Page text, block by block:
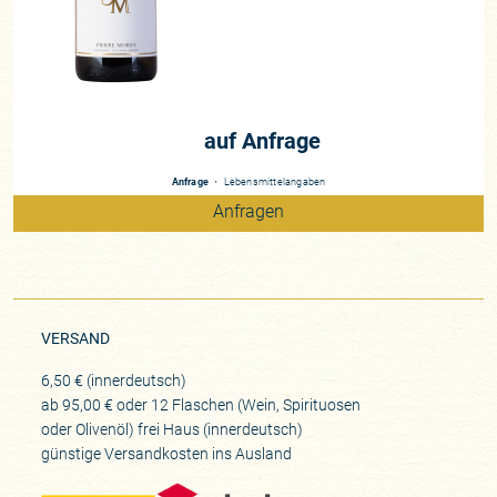
Leflaive, war dort Direktor. In zwei Dekaden, Ende der 1980er
Jahre, bis ins Jahr 2008 begleitete er die biodynamische
Umstellung, für welche die Kultdomaine heute legendär ist.
neben der Stellung bei Leflaive aus. Heute schwingt vor
unverrückbares Selbstverständnis, dass große Weine nur
dort entstehen, wo Weinberge, Mensch und Natur im
Jahren, der Fokus auf stark getoastetes Holz oder der in der
Reduktion, die jeden Hauch von Frucht verpönt. 11 Hektar,
darunter Spitzenparzellen im Grand Cru Bâtard-Montrachet
(0,49ha), 1er Cru Meursault-Perrières (0,52ha) sowie 0,43 ha
1er Cru Pommard Grands-Epenots besitzt die Familie heute.
Seit langem betreibt Pierre Morey unter Morey-Blanc auch
auf Anfrage
Anfrage・ Lebensmittelangaben
Anfragen
VERSAND
6,50 € (innerdeutsch)
ab 95,00 € oder 12 Flaschen (Wein, Spirituosen
oder Olivenöl) frei Haus (innerdeutsch)
günstige Versandkosten ins Ausland